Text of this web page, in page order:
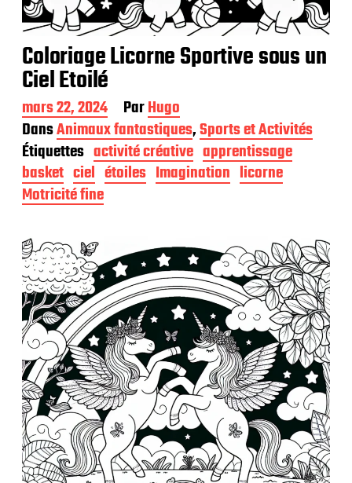
Coloriage Licorne Sportive sous un
Ciel Etoilé
D
a
t
e
d
e
p
b
l
i
c
a
t
i
o
n
mars 22, 2024 ParHugo
DansAnimaux fantastiques,Sports et Activités
Étiquettes activité créative apprentissage
basket ciel étoiles Imagination licorne
Motricité fine